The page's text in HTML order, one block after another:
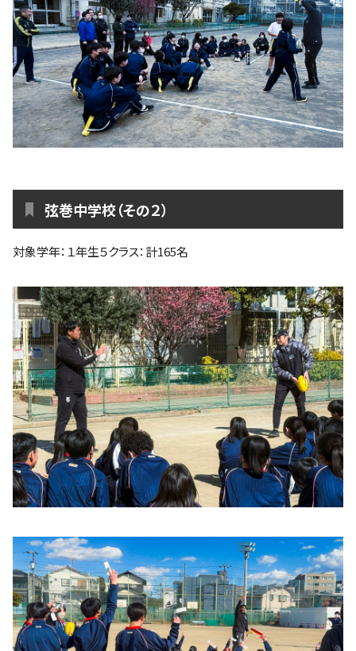
弦巻中学校（その２）
対象学年：１年生５クラス：計165名